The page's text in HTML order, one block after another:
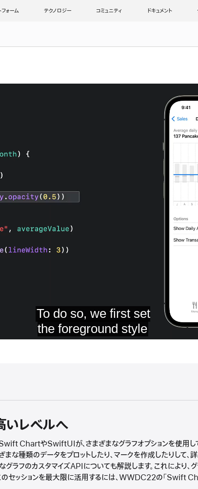
フォーム テクノロジー コミュニティ ドキュメント
レベルへ
ChartやSwiftUIが、さまざまなグラフオプションを使用し
な種類のデータをプロットしたり、マークを作成したりして
ラフのカスタマイズAPIについても解説します。これにより、
のセッションを最大限に活用するには、WWDC22の「Swift